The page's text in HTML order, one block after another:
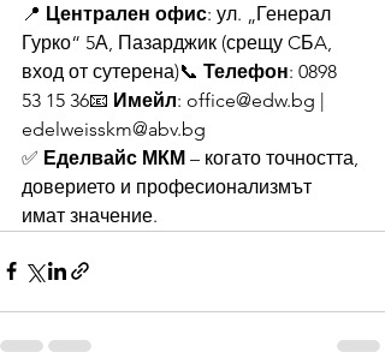
📍 Централен офис: ул. „Генерал
Гурко“ 5А, Пазарджик (срещу CБA,
вход от сутерена)📞 Телефон: 0898
53 15 36📧 Имейл: office@edw.bg |
edelweisskm@abv.bg
✅ Еделвайс МКМ – когато точността,
доверието и професионализмът
имат значение.